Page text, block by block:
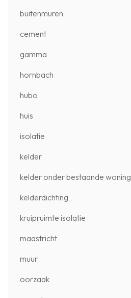
buitenmuren
cement
gamma
hornbach
hubo
huis
isolatie
kelder
kelder onder bestaande woning
kelderdichting
kruipruimte isolatie
maastricht
muur
oorzaak